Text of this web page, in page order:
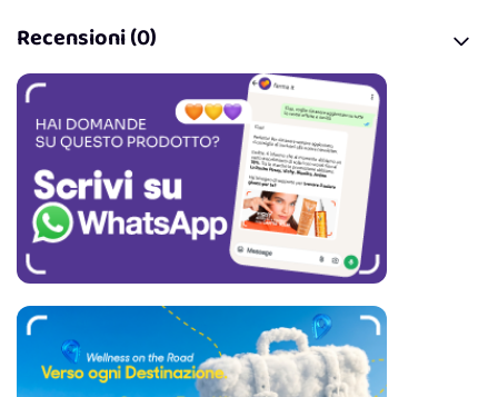
Recensioni (0)